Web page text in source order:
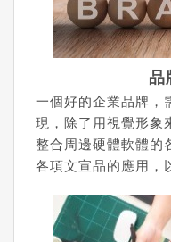
品
一個好的企業品牌，
現，除了用視覺形象
整合周邊硬體軟體的
各項文宣品的應用，